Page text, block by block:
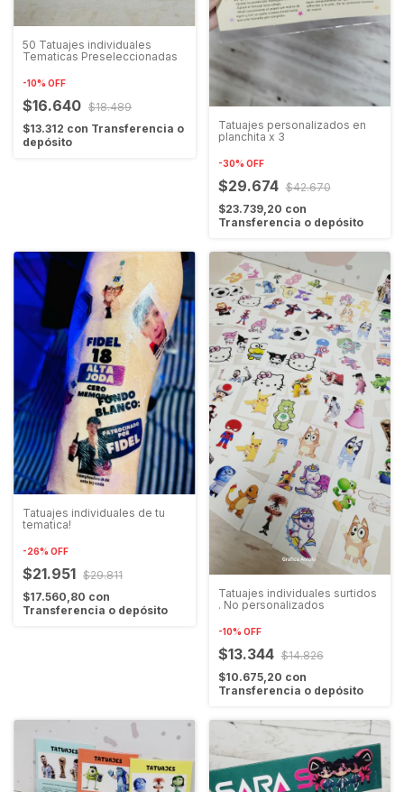
50 Tatuajes individuales
Tematicas Preseleccionadas
-10% OFF
$16.640 $18.489
$13.312 con Transferencia o
depósito
Tatuajes personalizados en
planchita x 3
-30% OFF
$29.674 $42.670
$23.739,20 con
Transferencia o depósito
Tatuajes individuales de tu
tematica!
-26% OFF
$21.951 $29.811
$17.560,80 con
Transferencia o depósito
Tatuajes individuales surtidos
. No personalizados
-10% OFF
$13.344 $14.826
$10.675,20 con
Transferencia o depósito